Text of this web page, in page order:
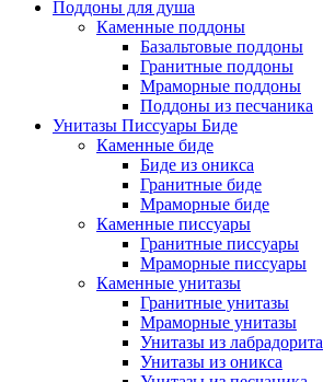
Поддоны для душа
Каменные поддоны
Базальтовые поддоны
Гранитные поддоны
Мраморные поддоны
Поддоны из песчаника
Унитазы Писсуары Биде
Каменные биде
Биде из оникса
Гранитные биде
Мраморные биде
Каменные писсуары
Гранитные писсуары
Мраморные писсуары
Каменные унитазы
Гранитные унитазы
Мраморные унитазы
Унитазы из лабрадорита
Унитазы из оникса